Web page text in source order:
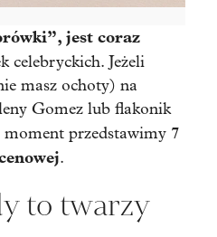
jest coraz
celebryckich. Jeżeli
masz ochoty) na
Gomez lub flakonik
moment przedstawimy 7
.
to twarzy